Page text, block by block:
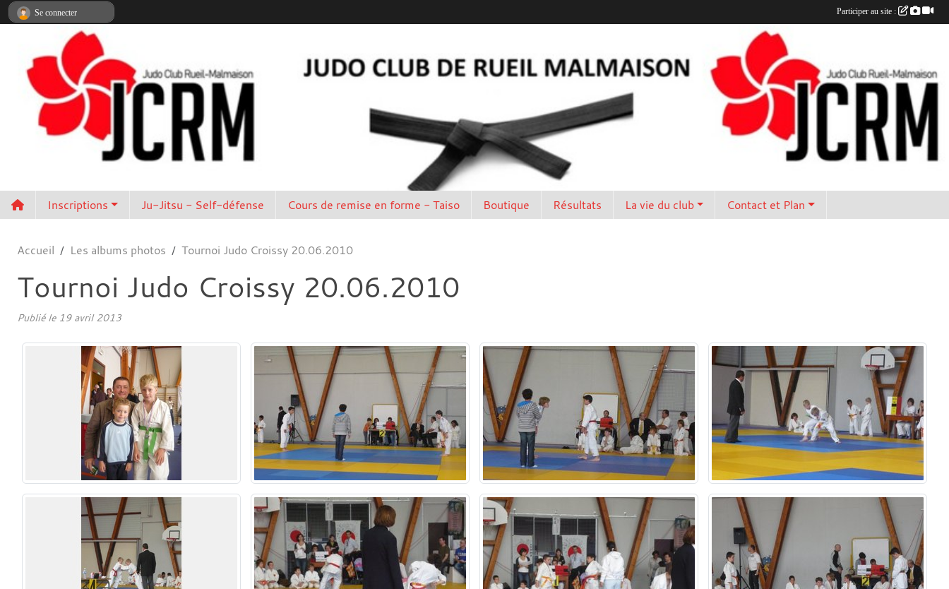
Inscriptions Ju-Jitsu - Self-défense Cours de remise en forme - Taiso Boutique Résultats La vie du club Contact et Plan
Accueil Les albums photos Tournoi Judo Croissy 20.06.2010
Tournoi Judo Croissy 20.06.2010
Publié le 19 avril 2013
Se connecter Participer au site :
Panneau de gestion des cookies